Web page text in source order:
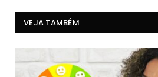
VEJA TAMBÉM